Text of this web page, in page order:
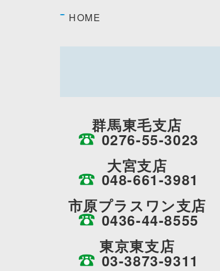
HOME
群馬東毛支店
0276-55-3023
大宮支店
048-661-3981
市原プラスワン支店
0436-44-8555
東京東支店
03-3873-9311